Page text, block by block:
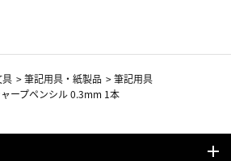
具 >筆記用具・紙製品 >筆記用具
ープペンシル 0.3mm 1本